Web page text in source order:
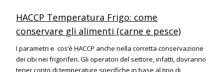
HACCP Temperatura Frigo: come
conservare gli alimenti (carne e pesce)
I parametri e cos’è HACCP anche nella corretta conservazione
dei cibi nei frigoriferi. Gli operatori del settore, infatti, dovranno
tener conto di temperature specifiche in base al tipo di